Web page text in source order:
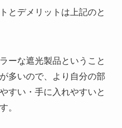
とデメリットは上記のと
ーな遮光製品ということ
多いので、より自分の部
すい・手に入れやすいと
。